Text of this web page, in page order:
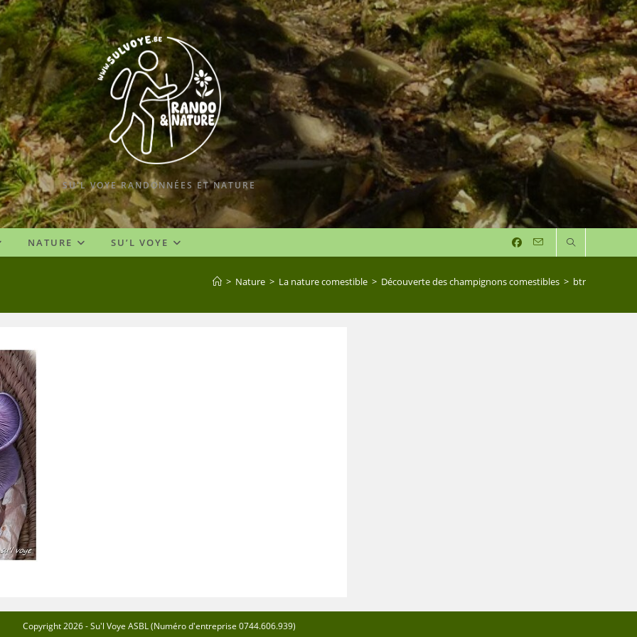
SU'L VOYE RANDONNÉES ET NATURE
NATURE SU’L VOYE
> Nature > La nature comestible > Découverte des champignons comestibles > btr
Copyright 2026 - Su'l Voye ASBL (Numéro d'entreprise 0744.606.939)